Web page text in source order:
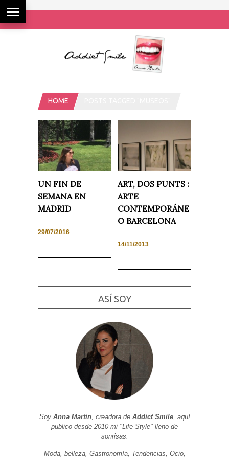
HOME
UN FIN DE
SEMANA EN
MADRID
29/07/2016
ART, DOS PUNTS :
ARTE
CONTEMPORÁNE
O BARCELONA
14/11/2013
ASÍ SOY
Soy Anna Martin, creadora de Addict Smile, aquí
publico desde 2010 mi "Life Style" lleno de
sonrisas:
Moda, belleza, Gastronomía, Tendencias, Ocio,
Necesarias
de la web, en
base a cómo